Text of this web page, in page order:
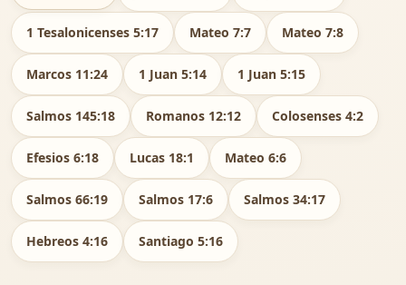
1 Tesalonicenses 5:17 Mateo 7:7 Mateo 7:8
Marcos 11:24 1 Juan 5:14 1 Juan 5:15
Salmos 145:18 Romanos 12:12 Colosenses 4:2
Efesios 6:18 Lucas 18:1 Mateo 6:6
Salmos 66:19 Salmos 17:6 Salmos 34:17
Hebreos 4:16 Santiago 5:16